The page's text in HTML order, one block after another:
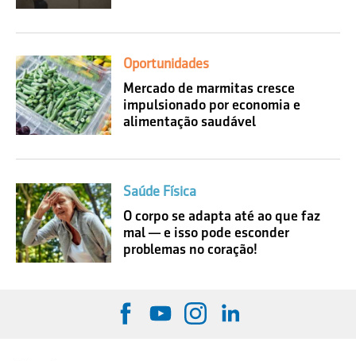
Oportunidades
Mercado de marmitas cresce
impulsionado por economia e
alimentação saudável
Saúde Física
O corpo se adapta até ao que faz
mal — e isso pode esconder
problemas no coração!